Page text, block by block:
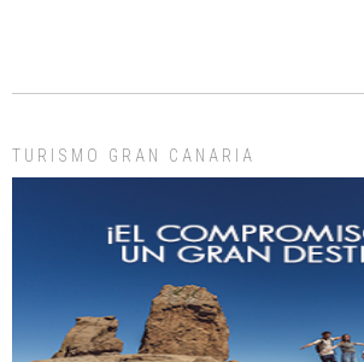
días, ella incluida...
Gato manso encontrado
Este gato macho ha aparecido en la calle hace menos
TURISMO GRAN CANARIA